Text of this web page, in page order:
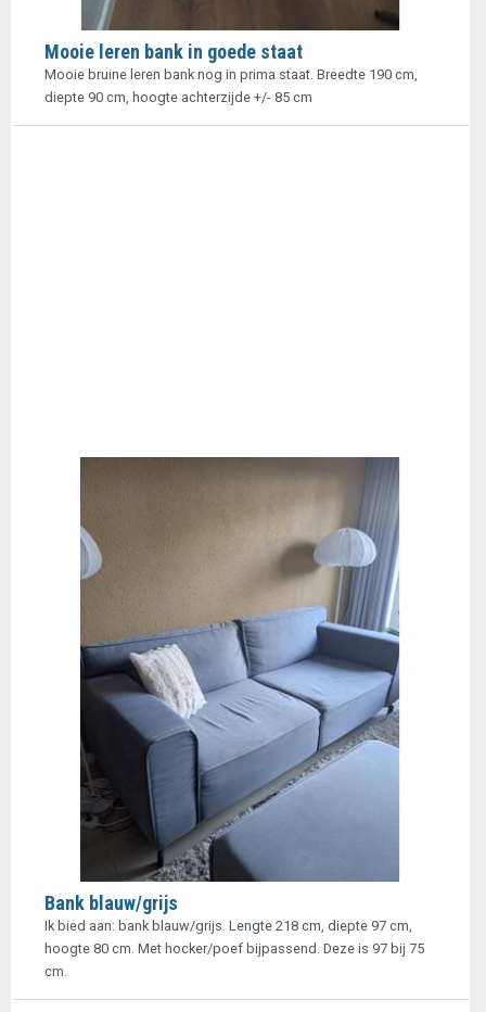
Mooie leren bank in goede staat
Mooie bruine leren bank nog in prima staat. Breedte 190 cm,
diepte 90 cm, hoogte achterzijde +/- 85 cm
Bank blauw/grijs
Ik bied aan: bank blauw/grijs. Lengte 218 cm, diepte 97 cm,
hoogte 80 cm. Met hocker/poef bijpassend. Deze is 97 bij 75
cm.